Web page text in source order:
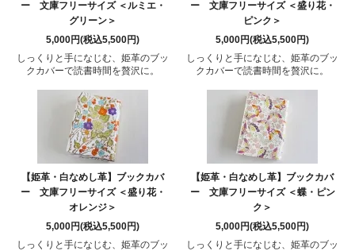
ー 文庫フリーサイズ ＜ルミエ・
グリーン＞
5,000円(税込5,500円)
しっくりと手になじむ、姫革のブッ
クカバーで読書時間を贅沢に。
ー 文庫フリーサイズ ＜盛り花・
ピンク＞
5,000円(税込5,500円)
しっくりと手になじむ、姫革のブッ
クカバーで読書時間を贅沢に。
【姫革・白なめし革】ブックカバ
ー 文庫フリーサイズ ＜盛り花・
オレンジ＞
5,000円(税込5,500円)
しっくりと手になじむ、姫革のブッ
【姫革・白なめし革】ブックカバ
ー 文庫フリーサイズ ＜蝶・ピン
ク＞
5,000円(税込5,500円)
しっくりと手になじむ、姫革のブッ